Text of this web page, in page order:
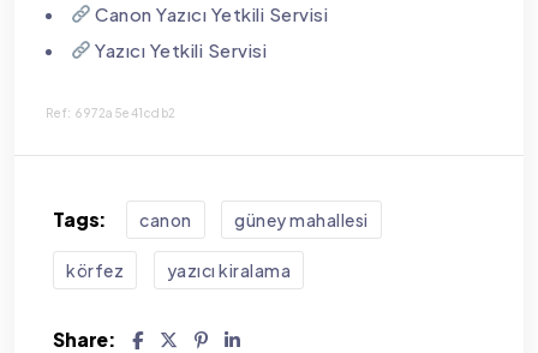
Canon Yazıcı Yetkili Servisi
Yazıcı Yetkili Servisi
Ref: 6972a5e41cdb2
Tags: canon güney mahallesi
körfez yazıcı kiralama
Share: